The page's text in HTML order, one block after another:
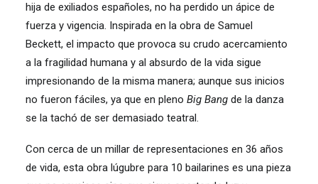
hija de exiliados españoles, no ha perdido un ápice de
fuerza y vigencia. Inspirada en la obra de Samuel
Beckett, el impacto que provoca su crudo acercamiento
a la fragilidad humana y al absurdo de la vida sigue
impresionando de la misma manera; aunque sus inicios
no fueron fáciles, ya que en pleno Big Bang de la danza
se la tachó de ser demasiado teatral.
Con cerca de un millar de representaciones en 36 años
de vida, esta obra lúgubre para 10 bailarines es una pieza